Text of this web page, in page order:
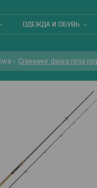
ОДЕЖДА И ОБУВЬ
Спиннинг daiwa ninja